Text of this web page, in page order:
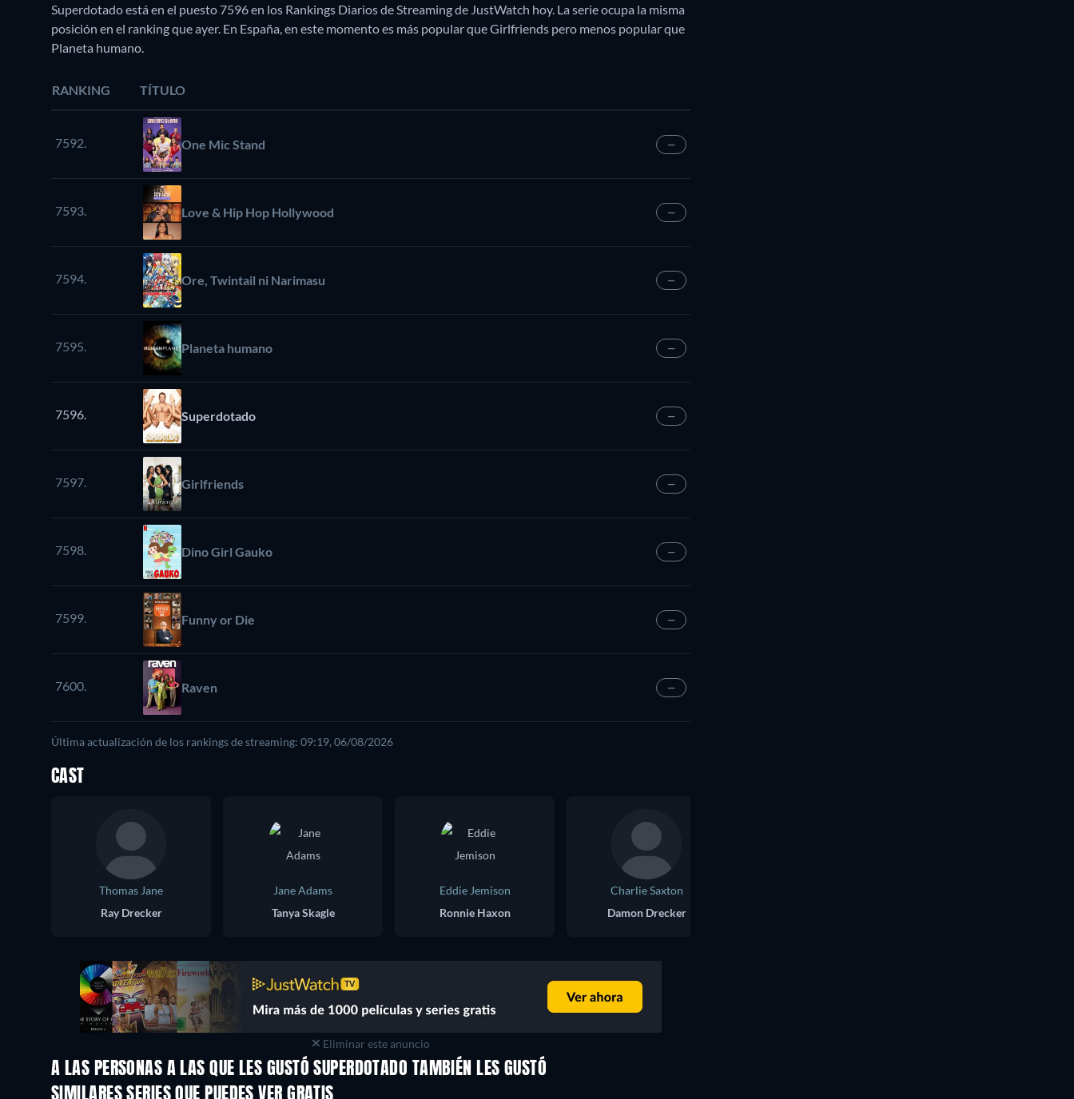
Superdotado está en el puesto 7596 en los Rankings Diarios de Streaming de JustWatch hoy. La serie ocupa la misma
posición en el ranking que ayer. En España, en este momento es más popular que Girlfriends pero menos popular que
Planeta humano.
RANKING TÍTULO
7592. One Mic Stand —
7593. Love & Hip Hop Hollywood —
7594. Ore, Twintail ni Narimasu —
7595. Planeta humano —
7596. Superdotado —
7597. Girlfriends —
7598. Dino Girl Gauko —
7599. Funny or Die —
7600. Raven —
Última actualización de los rankings de streaming: 09:19, 06/08/2026
CAST
Thomas Jane
Ray Drecker
Jane Adams
Tanya Skagle
Eddie Jemison
Ronnie Haxon
Charlie Saxton
Damon Drecker
Eliminar este anuncio
A LAS PERSONAS A LAS QUE LES GUSTÓ SUPERDOTADO TAMBIÉN LES GUSTÓ
TV TV TV
SIMILARES SERIES QUE PUEDES VER GRATIS